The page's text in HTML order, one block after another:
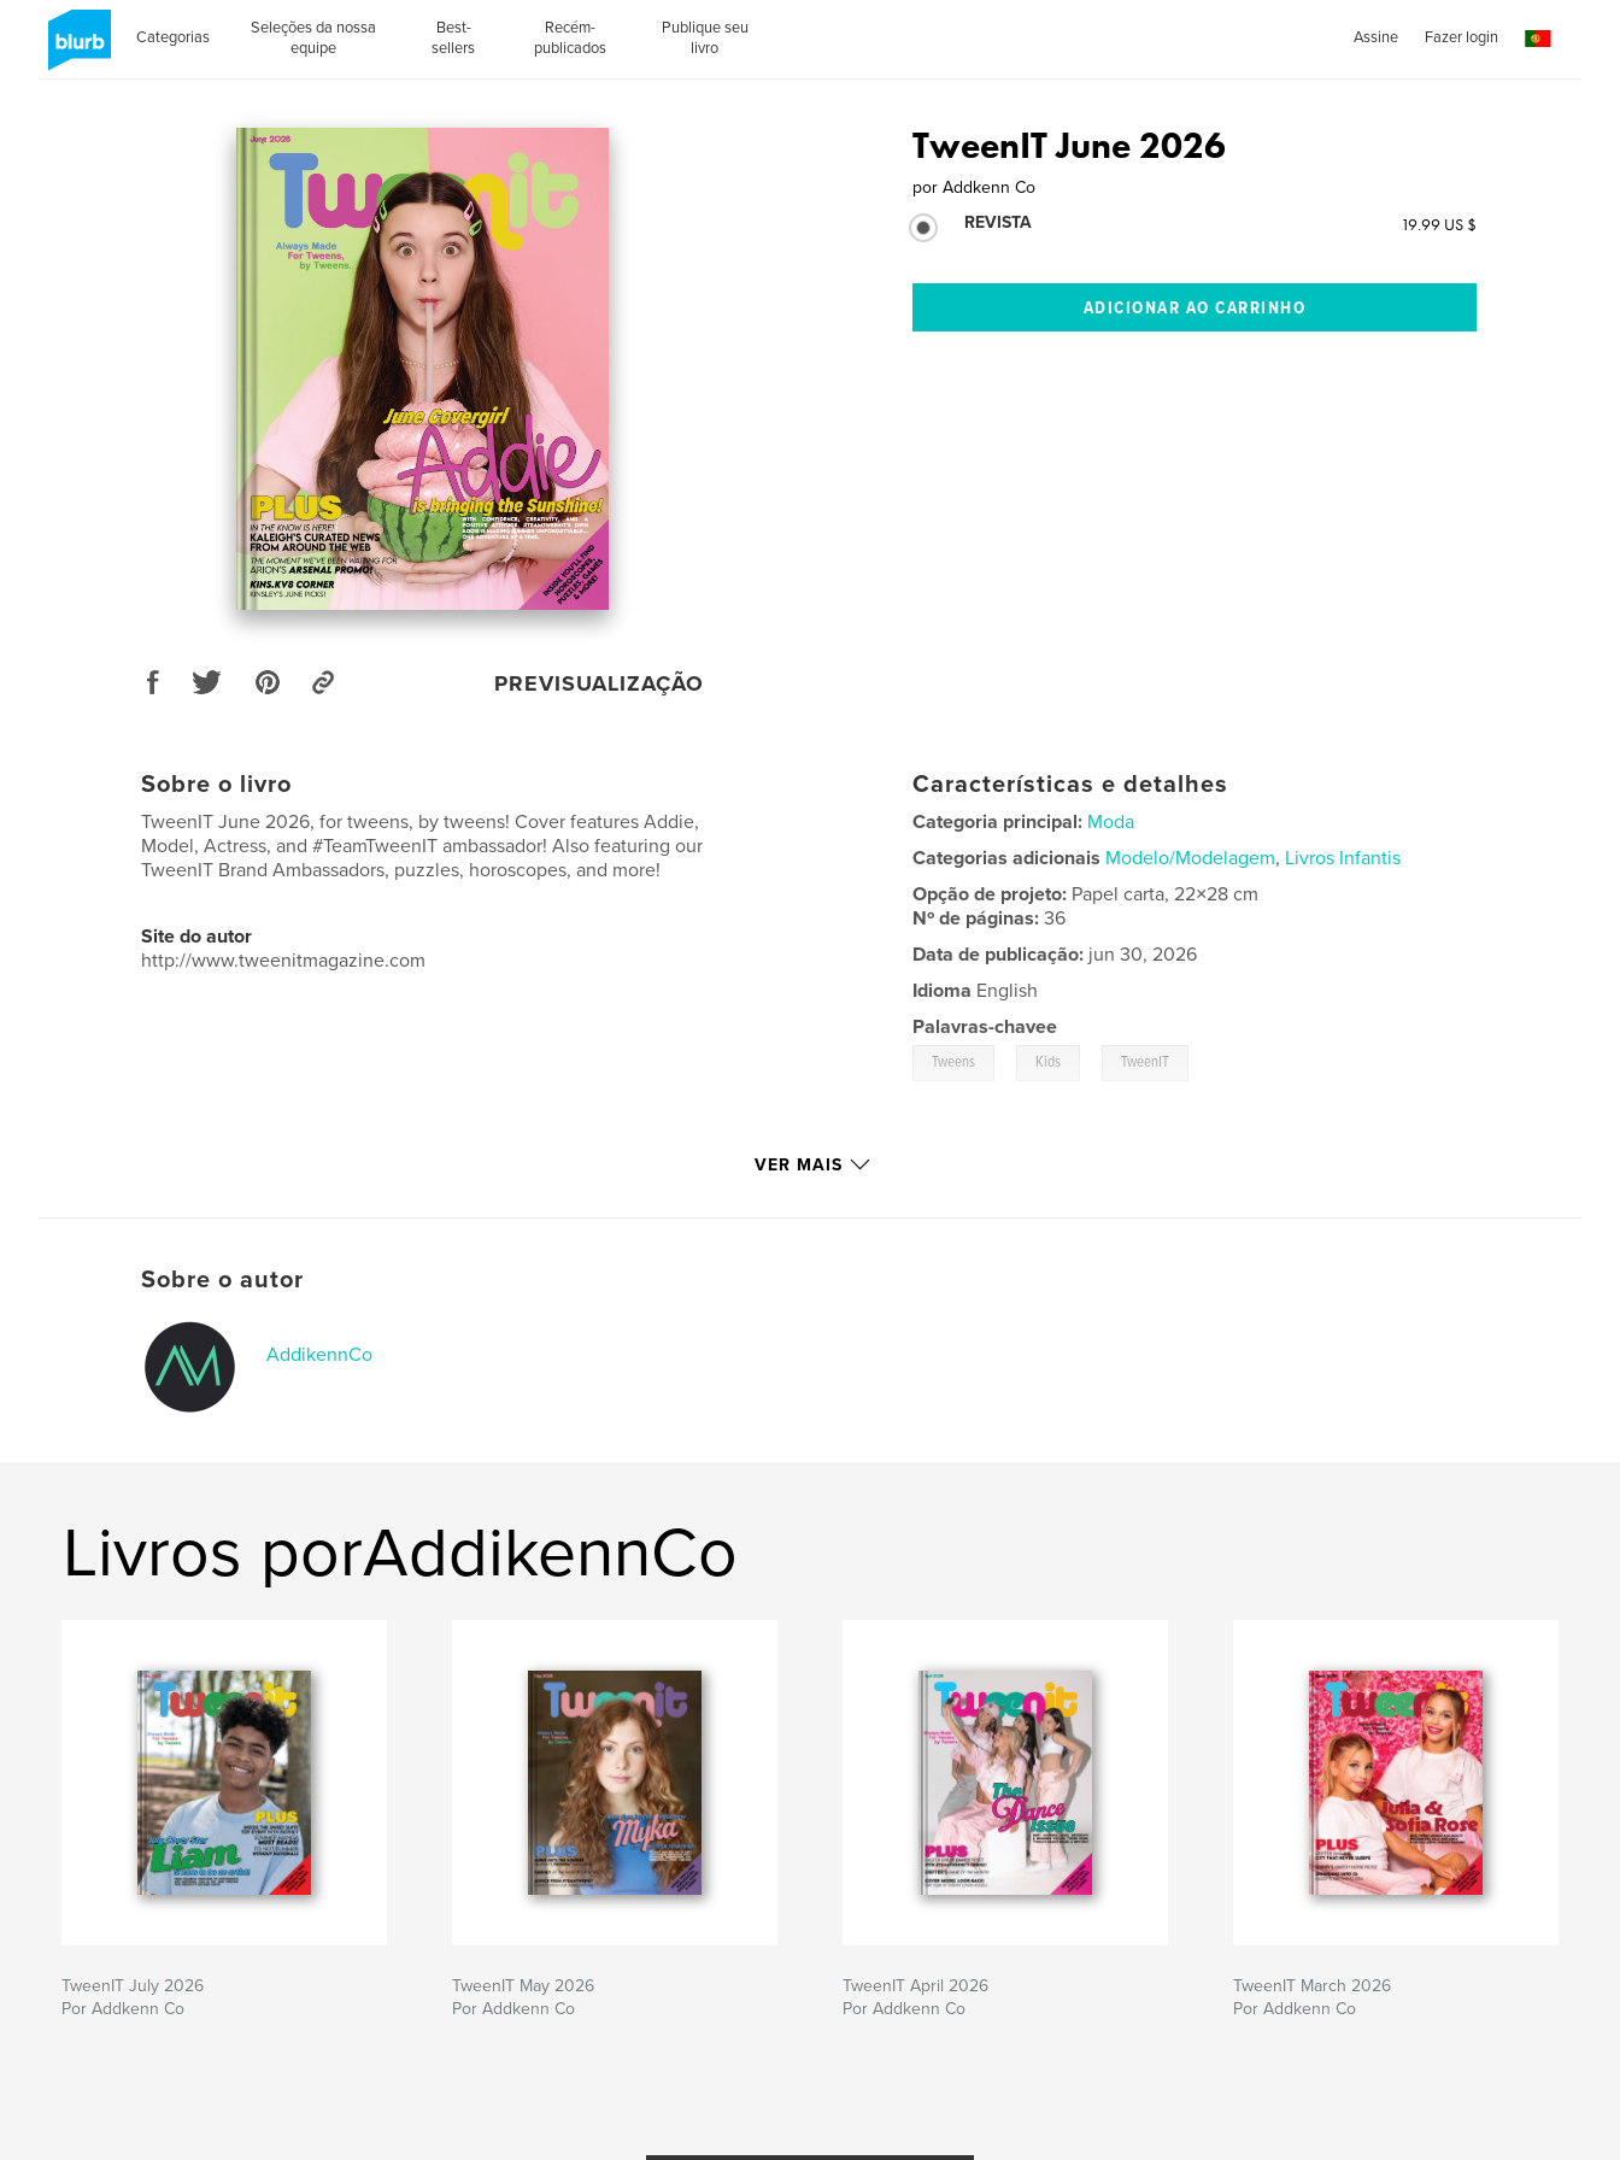
Categorias
Seleções da nossa
equipe
Best-
sellers
Recém-
publicados
Publique seu
livro
Assine Fazer login
PREVISUALIZAÇÃO
TweenIT June 2026
por Addkenn Co
REVISTA
19.99 US $
Sobre o livro
TweenIT June 2026, for tweens, by tweens! Cover features Addie,
Model, Actress, and #TeamTweenIT ambassador! Also featuring our
TweenIT Brand Ambassadors, puzzles, horoscopes, and more!
Site do autor
http://www.tweenitmagazine.com
Características e detalhes
Categoria principal: Moda
Categorias adicionais Modelo/Modelagem, Livros Infantis
Opção de projeto: Papel carta, 22×28 cm
Nº de páginas:36
Data de publicação: jun 30, 2026
Idioma English
Palavras-chavee
Tweens Kids TweenIT
VER MAIS
Sobre o autor
AddikennCo
Livros porAddikennCo
TweenIT July 2026
Por Addkenn Co
TweenIT May 2026
Por Addkenn Co
TweenIT April 2026
Por Addkenn Co
TweenIT March 2026
Por Addkenn Co